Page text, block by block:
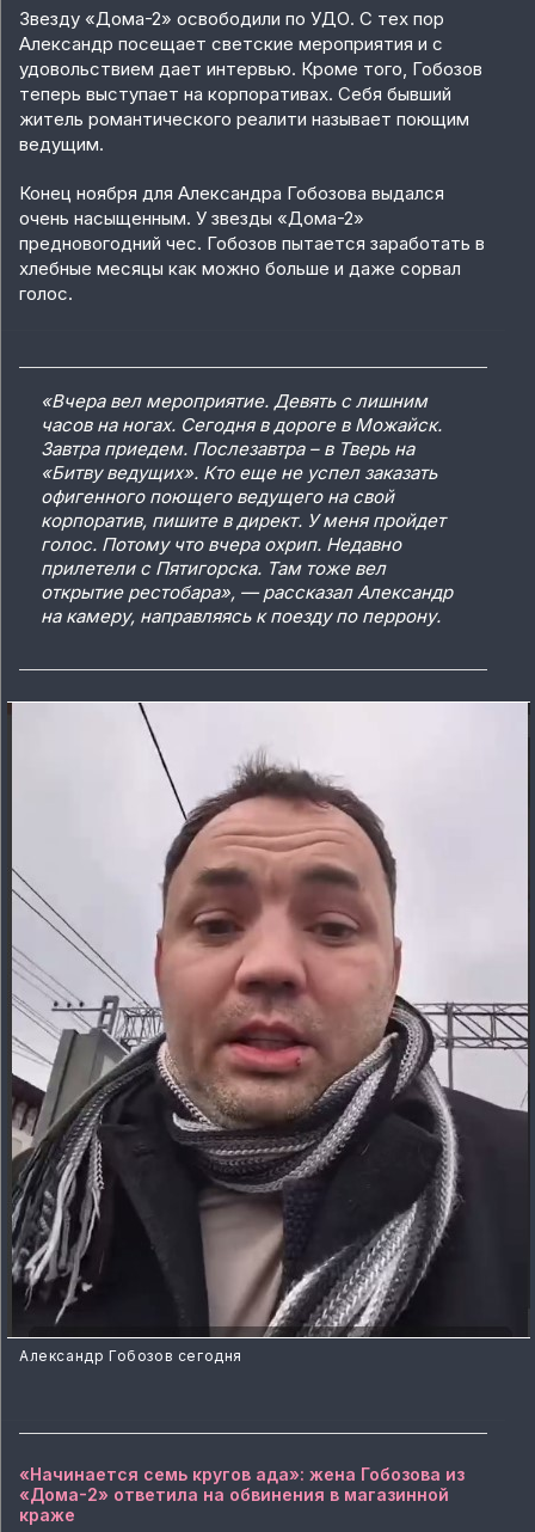
Звезду «Дома-2» освободили по УДО. С тех пор
Александр посещает светские мероприятия и с
удовольствием дает интервью. Кроме того, Гобозов
теперь выступает на корпоративах. Себя бывший
житель романтического реалити называет поющим
ведущим.
Конец ноября для Александра Гобозова выдался
очень насыщенным. У звезды «Дома-2»
предновогодний чес. Гобозов пытается заработать в
хлебные месяцы как можно больше и даже сорвал
голос.
«Вчера вел мероприятие. Девять с лишним
часов на ногах. Сегодня в дороге в Можайск.
Завтра приедем. Послезавтра – в Тверь на
«Битву ведущих». Кто еще не успел заказать
офигенного поющего ведущего на свой
корпоратив, пишите в директ. У меня пройдет
голос. Потому что вчера охрип. Недавно
прилетели с Пятигорска. Там тоже вел
открытие рестобара», — рассказал Александр
на камеру, направляясь к поезду по перрону.
Александр Гобозов сегодня
«Начинается семь кругов ада»: жена Гобозова из
«Дома-2» ответила на обвинения в магазинной
краже